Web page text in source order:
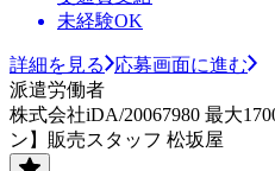
未経験OK
詳細を見る
応募画面に進む
派遣労働者
株式会社iDA/20067980 最大
ン】販売スタッフ 松坂屋